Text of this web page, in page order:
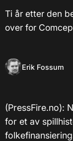
Ti år etter den
over for
Erik Fossum
(PressFire.no):
for et av